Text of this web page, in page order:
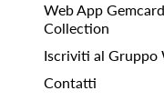
Web App
Collection
Iscriviti al Gruppo
Contatti